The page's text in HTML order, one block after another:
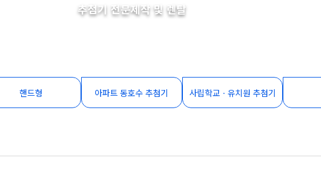
추첨기 전문제작 및 렌탈
핸드형 아파트 동호수 추첨기 사립학교ㆍ유치원 추첨기